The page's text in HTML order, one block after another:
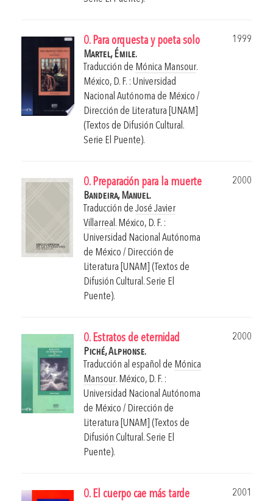
0. Para orquesta y poeta solo
1999
Martel, Émile.
Traducción de Mónica Mansour.
México, D. F. : Universidad
Nacional Autónoma de México /
Dirección de Literatura [UNAM]
(Textos de Difusión Cultural.
Serie El Puente).
0. Preparación para la muerte
2000
Bandeira, Manuel.
Traducción de José Javier
Villarreal . México, D. F. :
Universidad Nacional Autónoma
de México / Dirección de
Literatura [UNAM] (Textos de
Difusión Cultural. Serie El
Puente).
0. Estratos de eternidad
2000
Piché, Alphonse.
Traducción al español de Mónica
Mansour. México, D. F. :
Universidad Nacional Autónoma
de México / Dirección de
Literatura [UNAM] (Textos de
Difusión Cultural. Serie El
Puente).
0. El cuerpo cae más tarde
2001